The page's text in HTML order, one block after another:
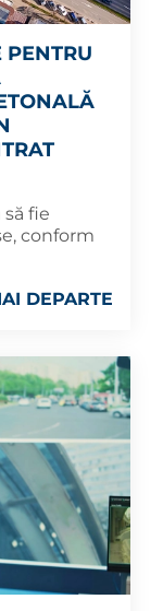
PENTRU
fie
conform
DEPARTE